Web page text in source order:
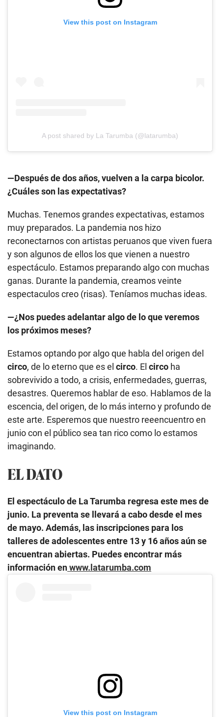
View this post on Instagram
A post shared by La Tarumba (@latarumba)
—Después de dos años, vuelven a la carpa bicolor.
¿Cuáles son las expectativas?
Muchas. Tenemos grandes expectativas, estamos
muy preparados. La pandemia nos hizo
reconectarnos con artistas peruanos que viven fuera
y son algunos de ellos los que vienen a nuestro
espectáculo. Estamos preparando algo con muchas
ganas. Durante la pandemia, creamos veinte
espectaculos creo (risas). Teníamos muchas ideas.
—¿Nos puedes adelantar algo de lo que veremos
los próximos meses?
Estamos optando por algo que habla del origen del
circo, de lo eterno que es el circo. El circo ha
sobrevivido a todo, a crisis, enfermedades, guerras,
desastres. Queremos hablar de eso. Hablamos de la
escencia, del origen, de lo más interno y profundo de
este arte. Esperemos que nuestro reeencuentro en
junio con el público sea tan rico como lo estamos
imaginando.
EL DATO
El espectáculo de La Tarumba regresa este mes de
junio. La preventa se llevará a cabo desde el mes
de mayo. Además, las inscripciones para los
talleres de adolescentes entre 13 y 16 años aún se
encuentran abiertas. Puedes encontrar más
información enwww.latarumba.com
View this post on Instagram